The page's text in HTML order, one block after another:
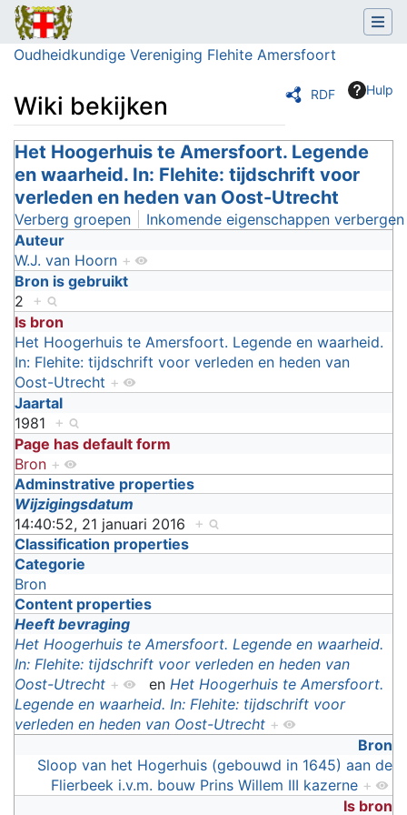
Oudheidkundige Vereniging Flehite Amersfoort
RDF Hulp
Wiki bekijken
Ga naar:navigatie,zoeken
Het Hoogerhuis te Amersfoort. Legende
en waarheid. In: Flehite: tijdschrift voor
verleden en heden van Oost-Utrecht
Verberg groepen
Inkomende eigenschappen verbergen
Auteur
W.J. van Hoorn +
Bron is gebruikt
2 +
Is bron
Het Hoogerhuis te Amersfoort. Legende en waarheid.
In: Flehite: tijdschrift voor verleden en heden van
Oost-Utrecht +
Jaartal
1981 +
Page has default form
Bron +
Adminstrative properties
Wijzigingsdatum
14:40:52, 21 januari 2016 +
Classification properties
Categorie
Bron
Content properties
Heeft bevraging
Het Hoogerhuis te Amersfoort. Legende en waarheid.
In: Flehite: tijdschrift voor verleden en heden van
Oost-Utrecht + en Het Hoogerhuis te Amersfoort.
Legende en waarheid. In: Flehite: tijdschrift voor
verleden en heden van Oost-Utrecht +
Bron
Sloop van het Hogerhuis (gebouwd in 1645) aan de
Flierbeek i.v.m. bouw Prins Willem III kazerne +
Is bron